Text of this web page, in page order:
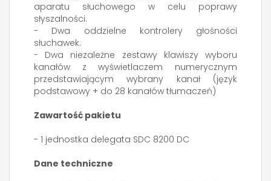
aparatu słuchowego w celu poprawy
słyszalności.
- Dwa oddzielne kontrolery głośności
słuchawek.
- Dwa niezależne zestawy klawiszy wyboru
kanałów z wyświetlaczem numerycznym
przedstawiającym wybrany kanał (język
podstawowy + do 28 kanałów tłumaczeń)
Zawartość pakietu
- 1 jednostka delegata SDC 8200 DC
Dane techniczne